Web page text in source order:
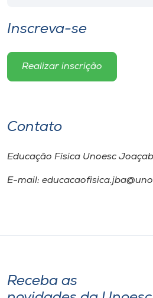
Inscreva-se
Realizar inscrição
Contato
Educação Física Unoesc
E-mail:
Receba as